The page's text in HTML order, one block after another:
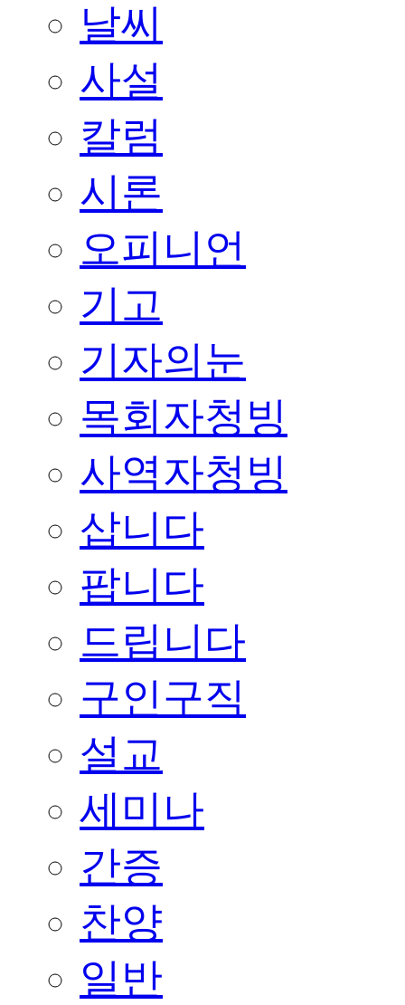
날씨
사설
칼럼
시론
오피니언
기고
기자의눈
목회자청빙
사역자청빙
삽니다
팝니다
드립니다
구인구직
설교
세미나
간증
찬양
일반